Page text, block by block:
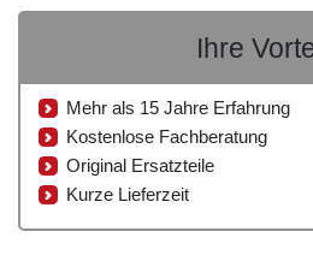
Ihre
Mehr als 15 Jahre Erfahrung
Kostenlose Fachberatung
Original Ersatzteile
Kurze Lieferzeit